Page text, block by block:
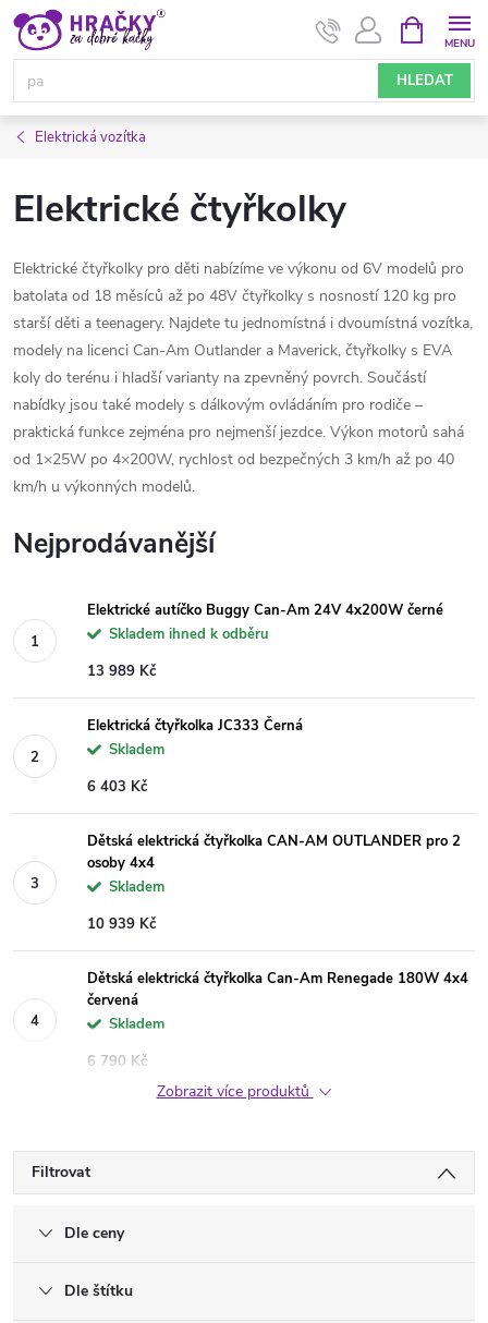
Přejít
obsah
HLEDAT
NÁKUPNÍ
KOŠÍK
Elektrická vozítka
Elektrické čtyřkolky
Elektrické čtyřkolky pro děti nabízíme ve výkonu od 6V modelů pro
batolata od 18 měsíců až po 48V čtyřkolky s nosností 120 kg pro
starší děti a teenagery. Najdete tu jednomístná i dvoumístná vozítka,
modely na licenci Can-Am Outlander a Maverick, čtyřkolky s EVA
koly do terénu i hladší varianty na zpevněný povrch. Součástí
nabídky jsou také modely s dálkovým ovládáním pro rodiče –
praktická funkce zejména pro nejmenší jezdce. Výkon motorů sahá
od 1×25W po 4×200W, rychlost od bezpečných 3 km/h až po 40
km/h u výkonných modelů.
Nejprodávanější
Elektrické autíčko Buggy Can-Am 24V 4x200W černé
Skladem ihned k odběru
13 989 Kč
Elektrická čtyřkolka JC333 Černá
Skladem
6 403 Kč
Dětská elektrická čtyřkolka CAN-AM OUTLANDER pro 2
osoby 4x4
Skladem
10 939 Kč
Dětská elektrická čtyřkolka Can-Am Renegade 180W 4x4
červená
Skladem
6 790 Kč
Zobrazit více produktů
Filtrovat
Dle ceny
Dle štítku